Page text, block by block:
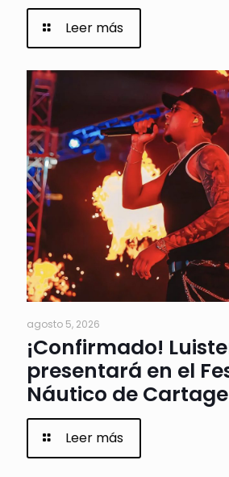
Leer más
agosto 5, 2026
¡Confirmado!
presentará en el
Náutico de
Leer más